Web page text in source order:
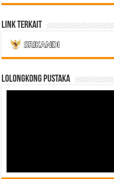
Link Terkait
LOLONGKONG PUSTAKA